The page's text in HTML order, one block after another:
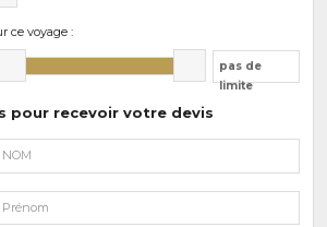
ce voyage :
pas de
limite
pour recevoir votre devis